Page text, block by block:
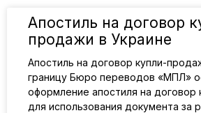
Апостиль на договор
продажи в Украине
Апостиль на договор купли-
границу Бюро переводов «МПЛ»
оформление апостиля на договор
для использования документа за